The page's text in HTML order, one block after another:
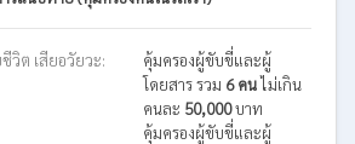
วิต เสียอวัยวะ:
คุ้มครองผู้ขับขี่และผู้
โดยสาร รวม 6 คนไม่เกิน
คนละ 50,000บาท
คุ้มครองผู้ขับขี่และผู้